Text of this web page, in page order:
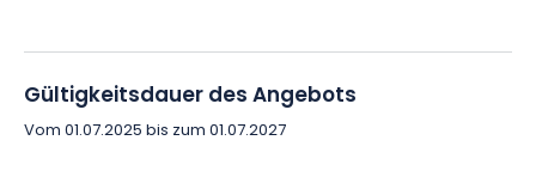
Gültigkeitsdauer des Angebots
Vom 01.07.2025 bis zum 01.07.2027